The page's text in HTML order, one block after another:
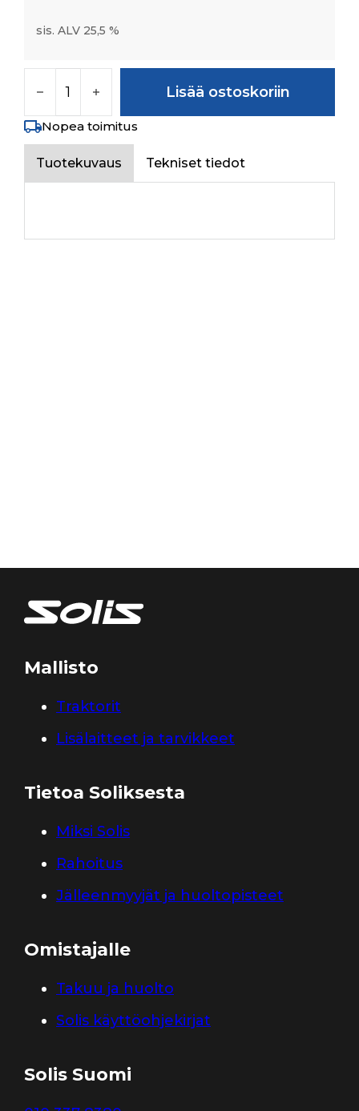
sis. ALV 25,5 %
Lisää ostoskoriin
Nopea toimitus
Tuotekuvaus Tekniset tiedot
Mallisto
Traktorit
Lisälaitteet ja tarvikkeet
Tietoa Soliksesta
Miksi Solis
Rahoitus
Jälleenmyyjät ja huoltopisteet
Omistajalle
Takuu ja huolto
Solis käyttöohjekirjat
Solis Suomi